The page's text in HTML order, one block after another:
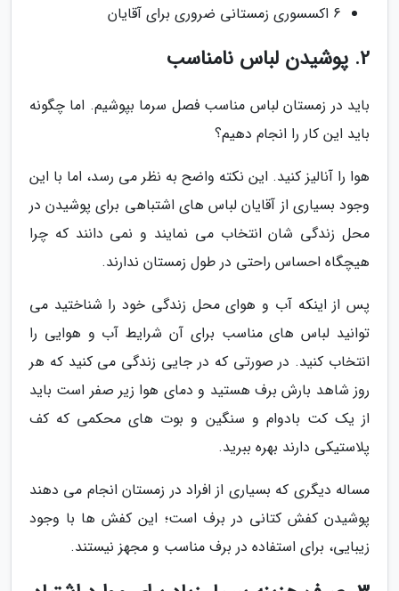
6 اکسسوری زمستانی ضروری برای آقایان
2. پوشیدن لباس نامناسب
باید در زمستان لباس مناسب فصل سرما بپوشیم. اما چگونه
باید این کار را انجام دهیم؟
هوا را آنالیز کنید. این نکته واضح به نظر می رسد، اما با این
وجود بسیاری از آقایان لباس های اشتباهی برای پوشیدن در
محل زندگی شان انتخاب می نمایند و نمی دانند که چرا
هیچگاه احساس راحتی در طول زمستان ندارند.
پس از اینکه آب و هوای محل زندگی خود را شناختید می
توانید لباس های مناسب برای آن شرایط آب و هوایی را
انتخاب کنید. در صورتی که در جایی زندگی می کنید که هر
روز شاهد بارش برف هستید و دمای هوا زیر صفر است باید
از یک کت بادوام و سنگین و بوت های محکمی که کف
پلاستیکی دارند بهره ببرید.
مساله دیگری که بسیاری از افراد در زمستان انجام می دهند
پوشیدن کفش کتانی در برف است؛ این کفش ها با وجود
زیبایی، برای استفاده در برف مناسب و مجهز نیستند.